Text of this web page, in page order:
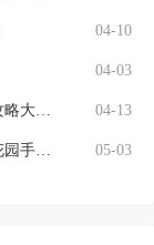
04-10
04-03
雅典娜出装铭文攻略大全（雅典娜出装铭文攻略大全图解） 04-13
我的水晶花园手游攻略大全教程（我的水晶花园手游攻略大全教程视频） 05-03